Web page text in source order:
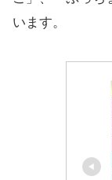
います。